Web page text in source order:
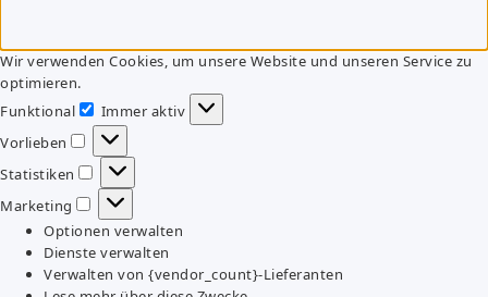
Wir verwenden Cookies, um unsere Website und unseren Service zu
optimieren.
Funktional
Funktional
Immer aktiv
Vorlieben
Vorlieben
Statistiken
Statistiken
Marketing
Marketing
Optionen verwalten
Dienste verwalten
Verwalten von {vendor_count}-Lieferanten